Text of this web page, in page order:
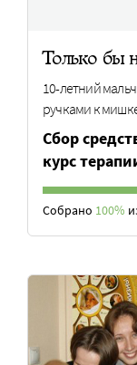
Только бы
10-летний
ручками к
Сбор
курс
Собрано 100%